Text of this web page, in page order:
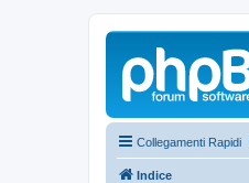
Collegamenti Rapidi
Indice